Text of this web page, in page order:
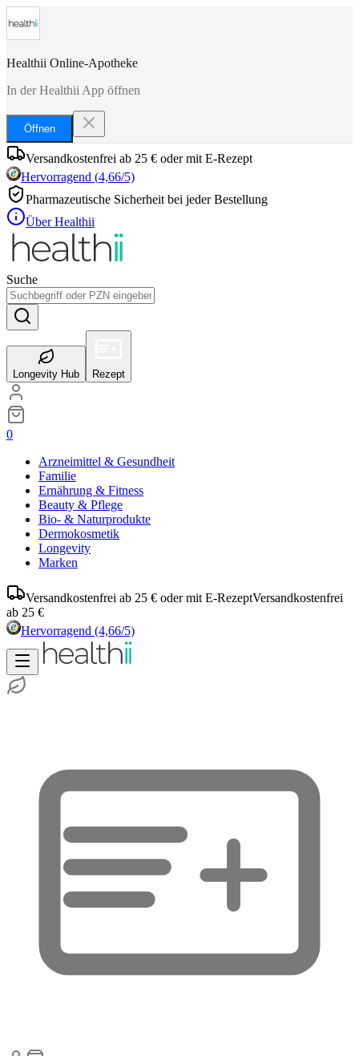
Healthii Online-Apotheke
In der Healthii App öffnen
Öffnen
Versandkostenfrei ab 25 € oder mit E-Rezept
Hervorragend (4,66/5)
Pharmazeutische Sicherheit bei jeder Bestellung
Über Healthii
Suche
Longevity Hub Rezept
0
Arzneimittel & Gesundheit
Familie
Ernährung & Fitness
Beauty & Pflege
Bio- & Naturprodukte
Dermokosmetik
Longevity
Marken
Versandkostenfrei ab 25 € oder mit E-RezeptVersandkostenfrei
ab 25 €
Hervorragend (4,66/5)